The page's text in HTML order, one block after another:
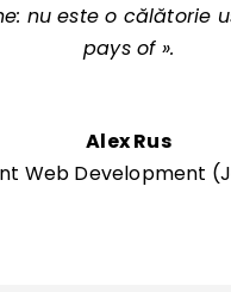
nu este o călătorie
pays of ».
Alex Rus
Web Development